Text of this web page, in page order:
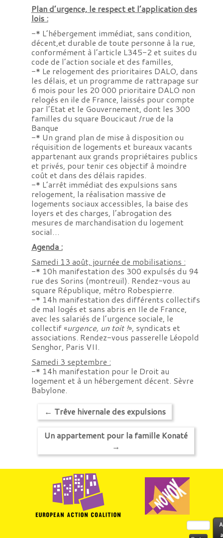
Plan d’urgence, le respect et l’application des
lois :
-* L’hébergement immédiat, sans condition,
décent,et durable de toute personne à la rue,
conformément à l’article L345-2 et suites du
code de l’action sociale et des familles,
-* Le relogement des prioritaires DALO, dans
les délais, et un programme de rattrapage sur
6 mois pour les 20 000 prioritaire DALO non
relogés en ile de France, laissés pour compte
par l’Etat et le Gouvernement, dont les 300
familles du square Boucicaut /rue de la
Banque
-* Un grand plan de mise à disposition ou
réquisition de logements et bureaux vacants
appartenant aux grands propriétaires publics
et privés, pour tenir ces objectif à moindre
coût et dans des délais rapides.
-* L’arrêt immédiat des expulsions sans
relogement, la réalisation massive de
logements sociaux accessibles, la baise des
loyers et des charges, l’abrogation des
mesures de marchandisation du logement
social…
Agenda :
Samedi 13 août, journée de mobilisations :
-* 10h manifestation des 300 expulsés du 94
rue des Sorins (montreuil). Rendez-vous au
square République, métro Robespierre.
-* 14h manifestation des différents collectifs
de mal logés et sans abris en Ile de France,
avec les salariés de l’urgence sociale, le
collectif «urgence, un toit !», syndicats et
associations. Rendez-vous passerelle Léopold
Senghor, Paris VII.
Samedi 3 septembre :
-* 14h manifestation pour le Droit au
logement et à un hébergement décent. Sèvre
Babylone.
← Trêve hivernale des expulsions
Un appartement pour la famille Konaté
→
Rechercher :